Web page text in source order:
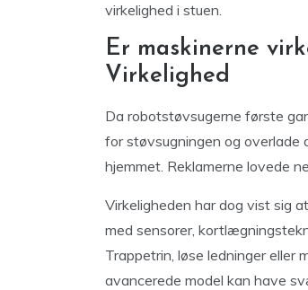
virkelighed i stuen.
Er maskinerne
Virkelighed
Da robotstøvsugerne første
for støvsugningen og overlade
hjemmet. Reklamerne lovede
Virkeligheden har dog vist sig
med sensorer,
Trappetrin, løse ledninger eller
avancerede model kan have